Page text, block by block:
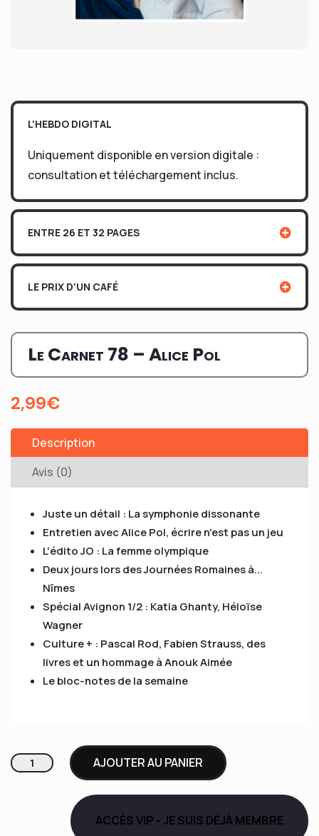
L'HEBDO DIGITAL
Uniquement disponible en version digitale :
consultation et téléchargement inclus.
ENTRE 26 ET 32 PAGES
LE PRIX D'UN CAFÉ
Le Carnet 78 – Alice Pol
2,99€
Description
Avis (0)
Juste un détail : La symphonie dissonante
Entretien avec Alice Pol, écrire n'est pas un jeu
L'édito JO : La femme olympique
Deux jours lors des Journées Romaines à...
Nîmes
Spécial Avignon 1/2 : Katia Ghanty, Héloïse
Wagner
Culture + : Pascal Rod, Fabien Strauss, des
livres et un hommage à Anouk Aimée
Le bloc-notes de la semaine
quantité
AJOUTER AU PANIER
ACCÈS VIP - JE SUIS DÉJÀ MEMBRE